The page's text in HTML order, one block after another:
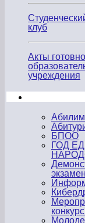
клуб
Акты
учреждения
БПОО
ГОД
экзамен